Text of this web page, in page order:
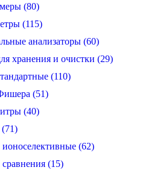
(80)
(115)
анализаторы (60)
хранения и очистки (29)
(110)
(51)
(40)
(62)
(15)